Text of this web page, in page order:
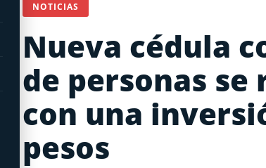
NOTICIAS
Nueva cédula
de personas
con una
pesos